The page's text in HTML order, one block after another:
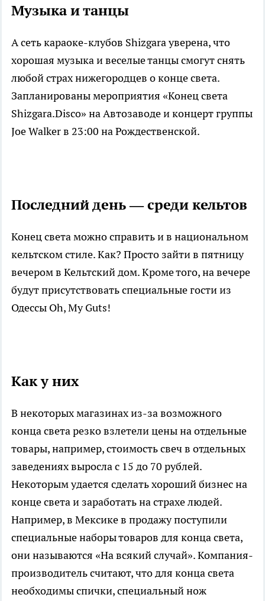
Музыка и танцы
А сеть караоке-клубов Shizgara уверена, что
хорошая музыка и веселые танцы смогут снять
любой страх нижегородцев о конце света.
Запланированы мероприятия «Конец света
Shizgara.Disco» на Автозаводе и концерт группы
Joe Walker в 23:00 на Рождественской.
Последний день — среди кельтов
Конец света можно справить и в национальном
кельтском стиле. Как? Просто зайти в пятницу
вечером в Кельтский дом. Кроме того, на вечере
будут присутствовать специальные гости из
Одессы Oh, My Guts!
Как у них
В некоторых магазинах из-за возможного
конца света резко взлетели цены на отдельные
товары, например, стоимость свеч в отдельных
заведениях выросла с 15 до 70 рублей.
Некоторым удается сделать хороший бизнес на
конце света и заработать на страхе людей.
Например, в Мексике в продажу поступили
специальные наборы товаров для конца света,
они называются «На всякий случай». Компания-
производитель считают, что для конца света
необходимы спички, специальный нож